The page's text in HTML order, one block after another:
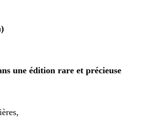
une édition rare et précieuse